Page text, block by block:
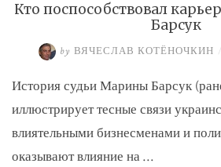
Кто поспособствовал
Барсук
by ВЯЧЕСЛАВ КОТЁНОЧКИН /
История судьи Марины Барсук
иллюстрирует тесные связи
влиятельными бизнесменами и
оказывают влияние на …